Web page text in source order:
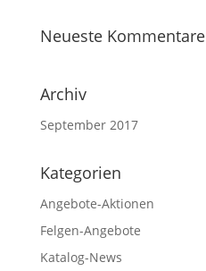
Neueste Kommentare
Archiv
September 2017
Kategorien
Angebote-Aktionen
Felgen-Angebote
Katalog-News